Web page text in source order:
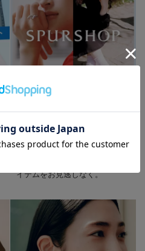
SPURSHOP
タイムレスに愛用できるリング
とローファーを別注！ 信頼と
実績のある工場や職人によっ
イテムをお見逃しなく。